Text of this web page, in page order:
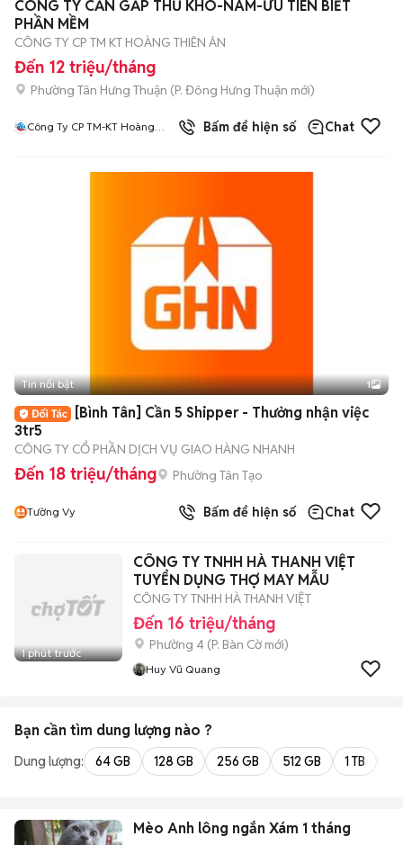
CÔNG TY CẦN GẤP THỦ KHO-NAM-ƯU TIÊN BIẾT
PHẦN MỀM
CÔNG TY CP TM KT HOÀNG THIÊN ÂN
Đến 12 triệu/tháng
Phường Tân Hưng Thuận (P. Đông Hưng Thuận mới)
Công Ty CP TM-KT Hoàng
Bấm để hiện số Chat
Tin nổi bật 1
[Bình Tân] Cần 5 Shipper - Thưởng nhận việc
3tr5
CÔNG TY CỔ PHẦN DỊCH VỤ GIAO HÀNG NHANH
Đến 18 triệu/tháng Phường Tân Tạo
Tường Vy Bấm để hiện số Chat
1 phút trước
CÔNG TY TNHH HÀ THANH VIỆT
TUYỂN DỤNG THỢ MAY MẪU
CÔNG TY TNHH HÀ THANH VIỆT
Đến 16 triệu/tháng
Phường 4 (P. Bàn Cờmới)
Huy Vũ Quang
Bạn cần tìm dung lượng nào ?
Dung lượng: 64 GB 128 GB 256 GB 512 GB 1 TB
Mèo Anh lông ngắn Xám 1 tháng